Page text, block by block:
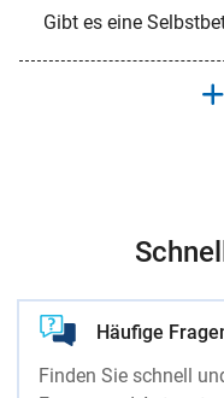
Gibt es eine
Häufige
Finden Sie schnell